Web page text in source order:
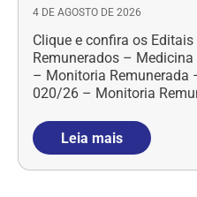
4 DE AGOSTO DE 2026
Clique e confira os
Remunerados –
– Monitoria Remunerada
020/26 – Monitoria
Leia mais